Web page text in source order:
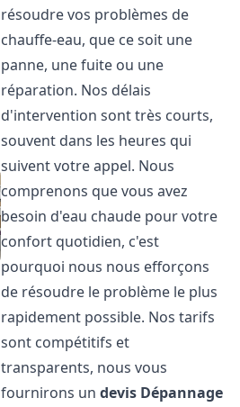
résoudre vos problèmes de
chauffe-eau, que ce soit une
panne, une fuite ou une
réparation. Nos délais
d'intervention sont très courts,
souvent dans les heures qui
suivent votre appel. Nous
comprenons que vous avez
besoin d'eau chaude pour votre
confort quotidien, c'est
pourquoi nous nous efforçons
de résoudre le problème le plus
rapidement possible. Nos tarifs
sont compétitifs et
transparents, nous vous
fournirons undevis Dépannage